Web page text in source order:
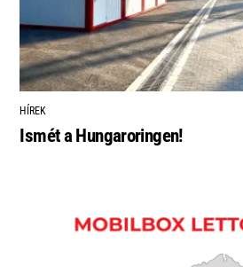
HÍREK
Ismét a Hungaroringen!